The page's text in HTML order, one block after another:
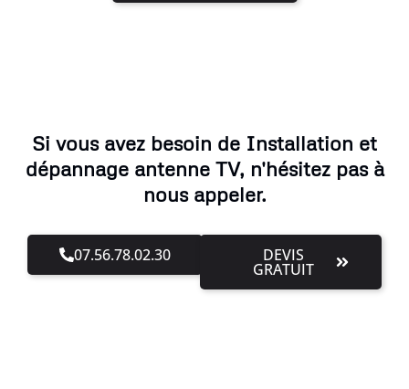
Si vous avez besoin de Installation et
dépannage antenne TV, n'hésitez pas à
nous appeler.
07.56.78.02.30 DEVIS
GRATUIT